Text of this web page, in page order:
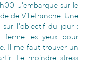
J'embarque sur le
de Villefranche. Une
sur l'objectif du jour :
ferme les yeux pour
Il me faut trouver un
Le moindre stress